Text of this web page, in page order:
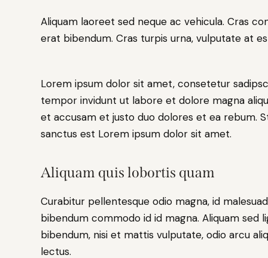
Aliquam laoreet sed neque ac vehicula. Cras
erat bibendum. Cras turpis urna, vulputate at
Lorem ipsum dolor sit amet, consetetur
tempor invidunt ut labore et dolore magna
et accusam et justo duo dolores et ea rebum.
sanctus est Lorem ipsum dolor sit amet.
Aliquam quis lobortis quam
Curabitur pellentesque odio magna, id
bibendum commodo id id magna. Aliquam sed
bibendum, nisi et mattis vulputate, odio arcu
lectus.